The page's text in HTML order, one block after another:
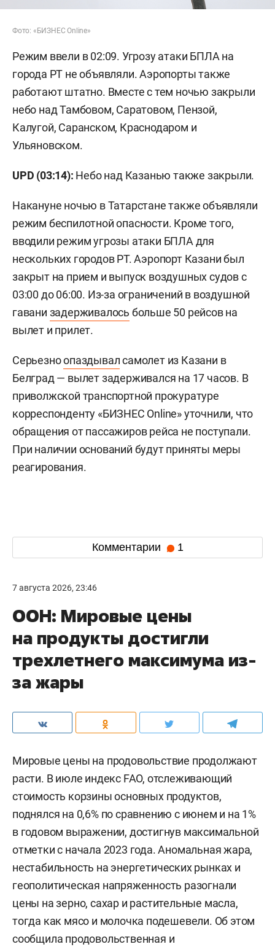
Фото: «БИЗНЕС Online»
Режим ввели в 02:09. Угрозу атаки БПЛА на
города РТ не объявляли. Аэропорты также
работают штатно. Вместе с тем ночью закрыли
небо над Тамбовом, Саратовом, Пензой,
Калугой, Саранском, Краснодаром и
Ульяновском.
UPD (03:14): Небо над Казанью также закрыли.
Накануне ночью в Татарстане также объявляли
режим беспилотной опасности. Кроме того,
вводили режим угрозы атаки БПЛА для
нескольких городов РТ. Аэропорт Казани был
закрыт на прием и выпуск воздушных судов с
03:00 до 06:00. Из-за ограничений в воздушной
гавани задерживалось больше 50 рейсов на
вылет и прилет.
Серьезноопаздывалсамолет из Казани в
Белград — вылет задерживался на 17 часов. В
приволжской транспортной прокуратуре
корреспонденту «БИЗНЕС Online» уточнили, что
обращения от пассажиров рейса не поступали.
При наличии оснований будут приняты меры
реагирования.
Комментарии 1
7 августа 2026, 23:46
ООН: Мировые цены
на продукты достигли
трехлетнего максимума из-
за жары
Мировые цены на продовольствие продолжают
расти. В июле индекс FAO, отслеживающий
стоимость корзины основных продуктов,
поднялся на 0,6% по сравнению с июнем и на 1%
в годовом выражении, достигнув максимальной
отметки с начала 2023 года. Аномальная жара,
нестабильность на энергетических рынках и
геополитическая напряженность разогнали
цены на зерно, сахар и растительные масла,
тогда как мясо и молочка подешевели. Об этом
сообщила продовольственная и